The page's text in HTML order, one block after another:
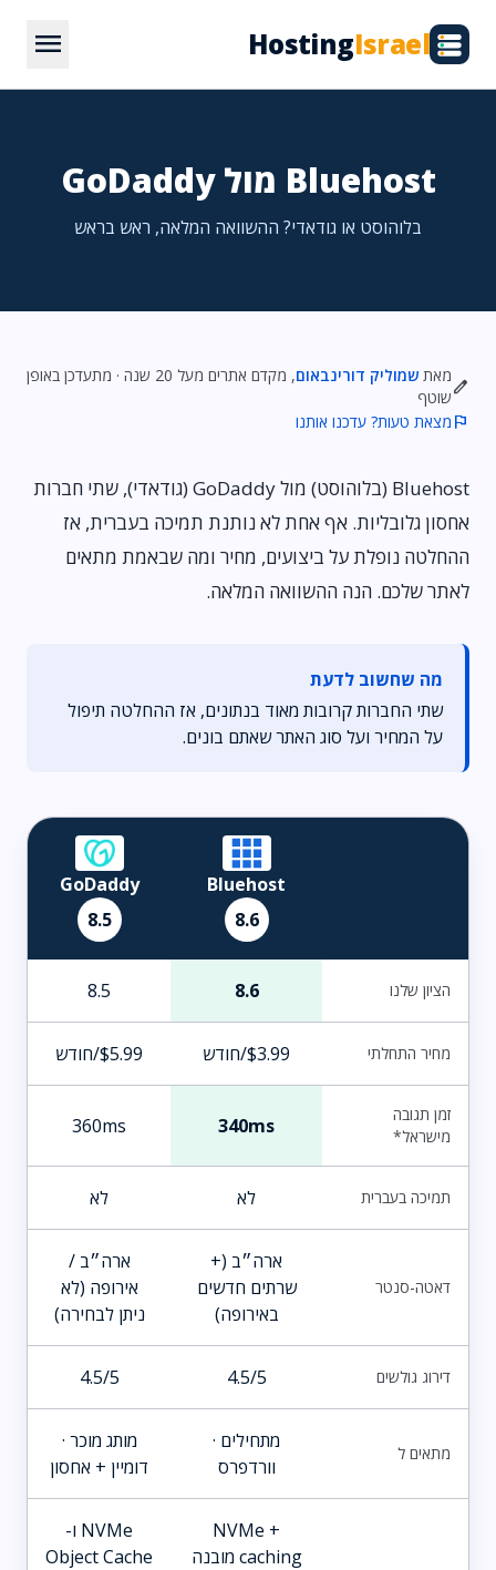
HostingIsrael
menu
Bluehost מול GoDaddy
בלוהוסט או גודאדי? ההשוואה המלאה, ראש בראש
edit
מאת שמוליק דורינבאום
, מקדם אתרים מעל 20 שנה · מתעדכן באופן
שוטף
flag מצאת טעות? עדכנו אותנו
Bluehost (בלוהוסט) מול GoDaddy (גודאדי), שתי חברות
אחסון גלובליות. אף אחת לא נותנת תמיכה בעברית, אז
ההחלטה נופלת על ביצועים, מחיר ומה שבאמת מתאים
לאתר שלכם. הנה ההשוואה המלאה.
מה שחשוב לדעת
שתי החברות קרובות מאוד בנתונים, אז ההחלטה תיפול
על המחיר ועל סוג האתר שאתם בונים.
Bluehost
8.6
GoDaddy
8.5
הציון שלנו 8.6
8.5
מחיר התחלתי $3.99/חודש $5.99/חודש
זמן תגובה
מישראל*
340ms
360ms
תמיכה בעברית לא לא
דאטה-סנטר
ארה״ב (+
שרתים חדשים
באירופה)
ארה״ב /
אירופה (לא
ניתן לבחירה)
דירוג גולשים 4.5/5
4.5/5
מתאים ל
מתחילים ·
וורדפרס
מותג מוכר ·
דומיין + אחסון
NVMe +
caching מובנה
NVMe ו-
Object Cache